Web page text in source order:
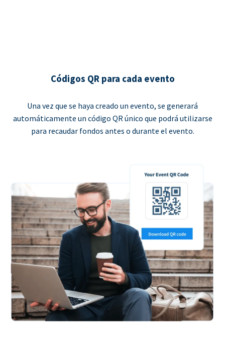
Códigos QR para cada evento
Una vez que se haya creado un evento, se generará
automáticamente un código QR único que podrá utilizarse
para recaudar fondos antes o durante el evento.